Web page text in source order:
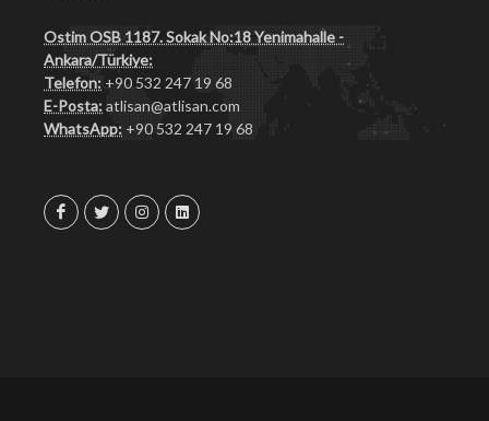
Ostim OSB 1187. Sokak No:18 Yenimahalle -
Ankara/Türkiye:
Telefon: +90 532 247 19 68
E-Posta:atlisan@atlisan.com
WhatsApp: +90 532 247 19 68